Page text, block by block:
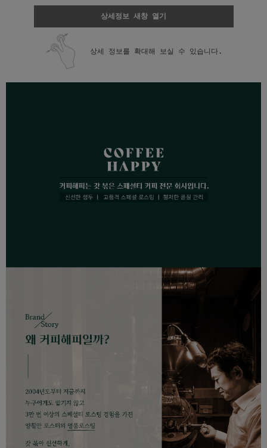
상세정보 새창 열기
상세 정보를 확대해 보실 수 있습니다.